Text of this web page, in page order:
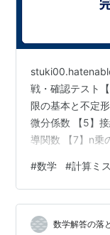
戦・確認テスト
限の基本と不定
微分係数 【5】
導関数 【7】n乗
【11】関数上の
いた接線 【13】
号と元の関数の
略！ こんにちは
#数学 #計算ミス
数学解答の落